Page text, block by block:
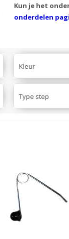
Kun je het
onderdelen
Kleur
Type step